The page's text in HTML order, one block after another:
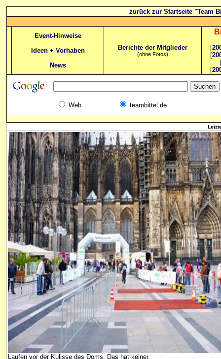
zurück zur Startseite "Team
Event-Hinweise
Ideen + Vorhaben
News
Berichte der Mitglieder
(ohne Fotos)
[
[
[
Web teambittel.de
Laufen vor der Kulisse des Doms. Das hat keiner.